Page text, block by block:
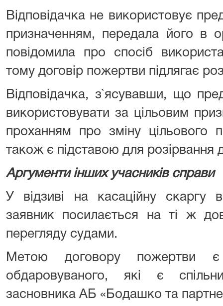
Відповідачка не використовує
призначенням, передала його в
повідомила про спосіб
тому договір пожертви підлягає
Відповідачка, з`ясувавши, що
використовувати за цільовим
проханням про зміну цільового
також є підставою для розірвання
Аргументи інших учасників справи
У відзиві на касаційну скаргу
заявник посилається на ті ж
перегляду судами.
Метою договору пожертви є
обдаровуваного, які є
засновника АБ «Бодашко та